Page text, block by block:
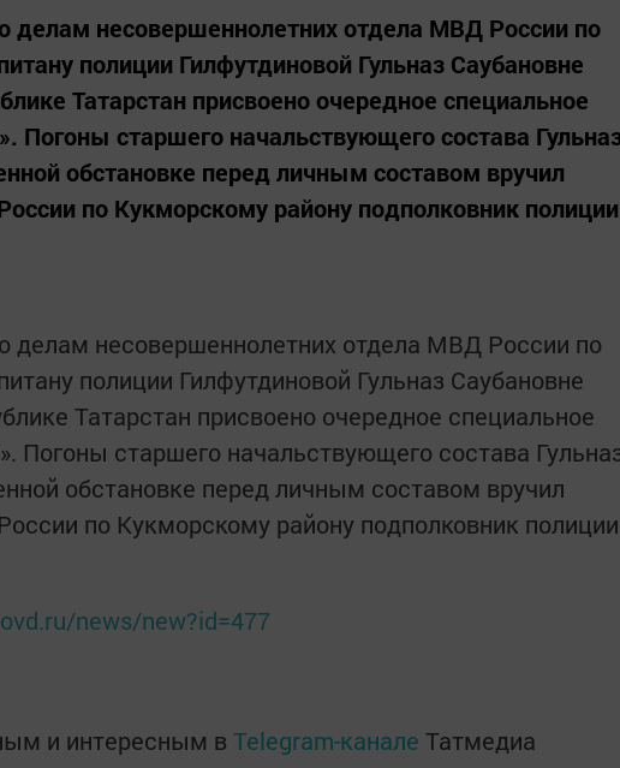
делам несовершеннолетних отдела МВД России по
полиции Гилфутдиновой Гульназ Саубановне
Татарстан присвоено очередное специальное
Погоны старшего начальствующего состава
обстановке перед личным составом вручил
по Кукморскому району подполковник полиции
делам несовершеннолетних отдела МВД России по
полиции Гилфутдиновой Гульназ Саубановне
Татарстан присвоено очередное специальное
Погоны старшего начальствующего состава
обстановке перед личным составом вручил
по Кукморскому району подполковник полиции
news/new?id=477
и интересным в Telegram-канале Татмедиа